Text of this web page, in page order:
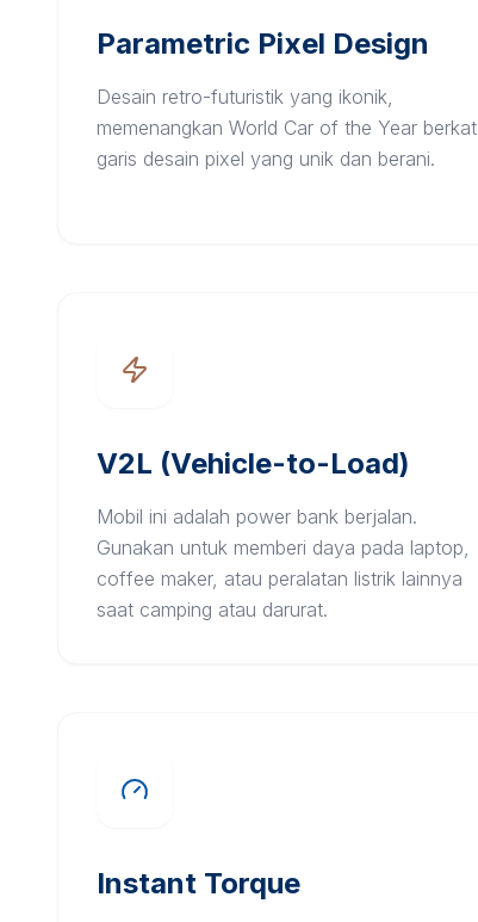
Parametric Pixel Design
Desain retro-futuristik yang ikonik,
memenangkan World Car of the Year berkat
garis desain pixel yang unik dan berani.
V2L (Vehicle-to-Load)
Mobil ini adalah power bank berjalan.
Gunakan untuk memberi daya pada laptop,
coffee maker, atau peralatan listrik lainnya
saat camping atau darurat.
Instant Torque